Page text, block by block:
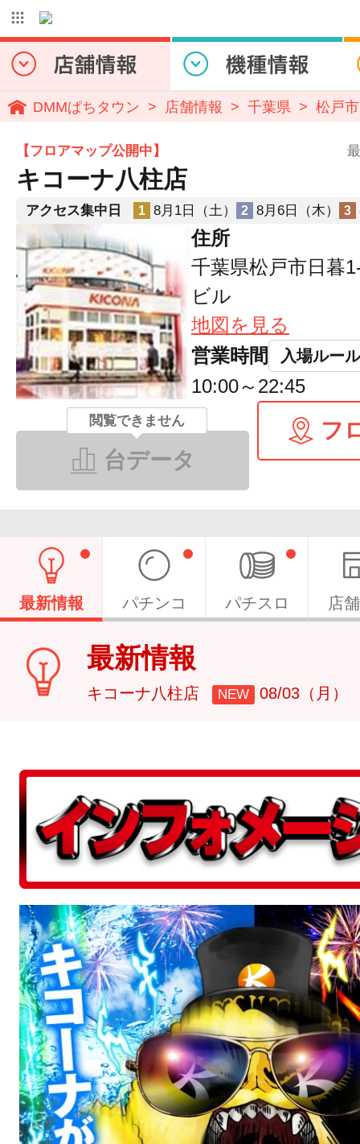
DMMぱちタウン 店舗情報 千葉県 松戸市
【フロアマップ公開中】
キコーナ八柱店
アクセス集中日 1 8月1日（土） 2 8月6日（木） 3
住所
千葉県松戸市日暮
ビル
地図を見る
営業時間
入場ルール
10:00～22:45
閲覧できません
台データ
フ
最新情報 パチンコ パチスロ 店
最新情報
キコーナ八柱店 NEW 08/03（月）